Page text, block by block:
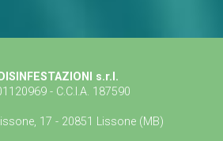
s.r.l.
- C.C.I.A. 187590
17 - 20851 Lissone (MB)